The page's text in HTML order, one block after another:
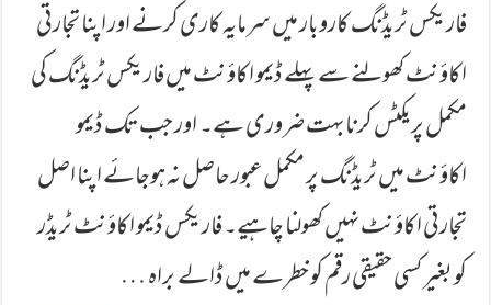
فاریكس ٹریڈنگ كاروبار میں سرمایہ كاری كرنے اور اپنا تجارتی
اكاؤنٹ كھولنے سے پہلے ڈیمو اكاؤنٹ میں فاریكس ٹریڈنگ كی
مكمل پریكٹس كرنا بہت ضروری ہے۔ اور جب تك ڈیمو
اكاؤنٹ میں ٹریڈنگ پر مكمل عبور حاصل نہ ہوجائے اپنا اصل
تجارتی اكاؤنٹ نہیں كھولنا چاہیے۔ فاریکس ڈیمو اکاؤنٹ ٹریڈر
کو بغیر کسی حقیقی رقم کو خطرے میں ڈالے براہ …